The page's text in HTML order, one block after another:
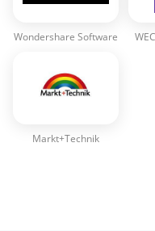
Wondershare Software
Markt+Technik